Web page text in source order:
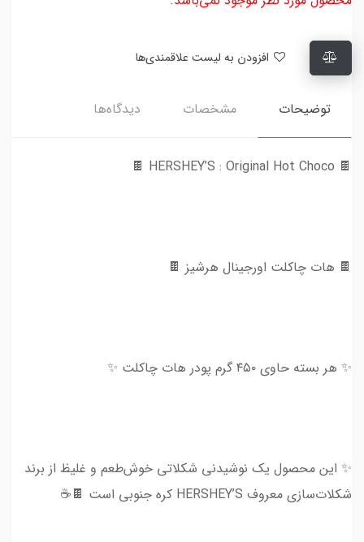
توضیحات مشخصات دیدگاه‌ها
🍫 HERSHEY’S : Original Hot Choco 🍫
🍫 هات چاکلت اورجینال هرشیز 🍫
✨ هر بسته حاوی ۴۵۰ گرم پودر هات چاکلت ✨
✨ این محصول یک نوشیدنی شکلاتی خوش‌طعم و غلیظ از برند
شکلات‌سازی معروف HERSHEY’S کره جنوبی است 🍫☕️